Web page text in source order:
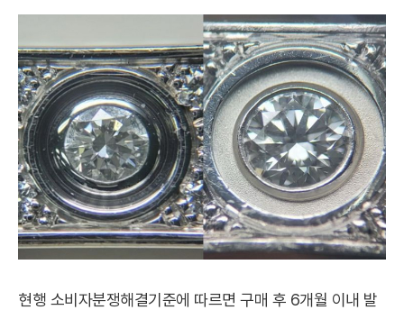
현행 소비자분쟁해결기준에 따르면 구매 후 6개월 이내 발